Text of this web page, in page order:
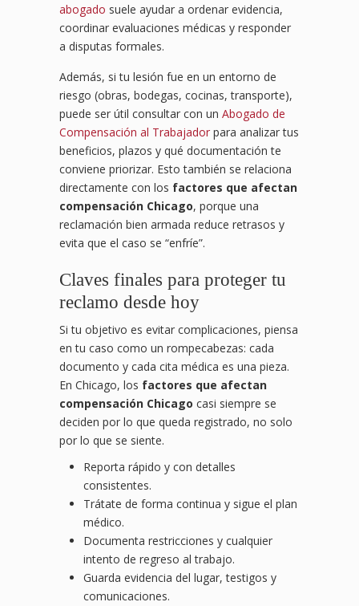
abogado suele ayudar a ordenar evidencia,
coordinar evaluaciones médicas y responder
a disputas formales.
Además, si tu lesión fue en un entorno de
riesgo (obras, bodegas, cocinas, transporte),
puede ser útil consultar con un Abogado de
Compensación al Trabajador para analizar tus
beneficios, plazos y qué documentación te
conviene priorizar. Esto también se relaciona
directamente con los factores que afectan
compensación Chicago, porque una
reclamación bien armada reduce retrasos y
evita que el caso se “enfríe”.
Claves finales para proteger tu
reclamo desde hoy
Si tu objetivo es evitar complicaciones, piensa
en tu caso como un rompecabezas: cada
documento y cada cita médica es una pieza.
En Chicago, los factores que afectan
compensación Chicago casi siempre se
deciden por lo que queda registrado, no solo
por lo que se siente.
Reporta rápido y con detalles
consistentes.
Trátate de forma continua y sigue el plan
médico.
Documenta restricciones y cualquier
intento de regreso al trabajo.
Guarda evidencia del lugar, testigos y
comunicaciones.